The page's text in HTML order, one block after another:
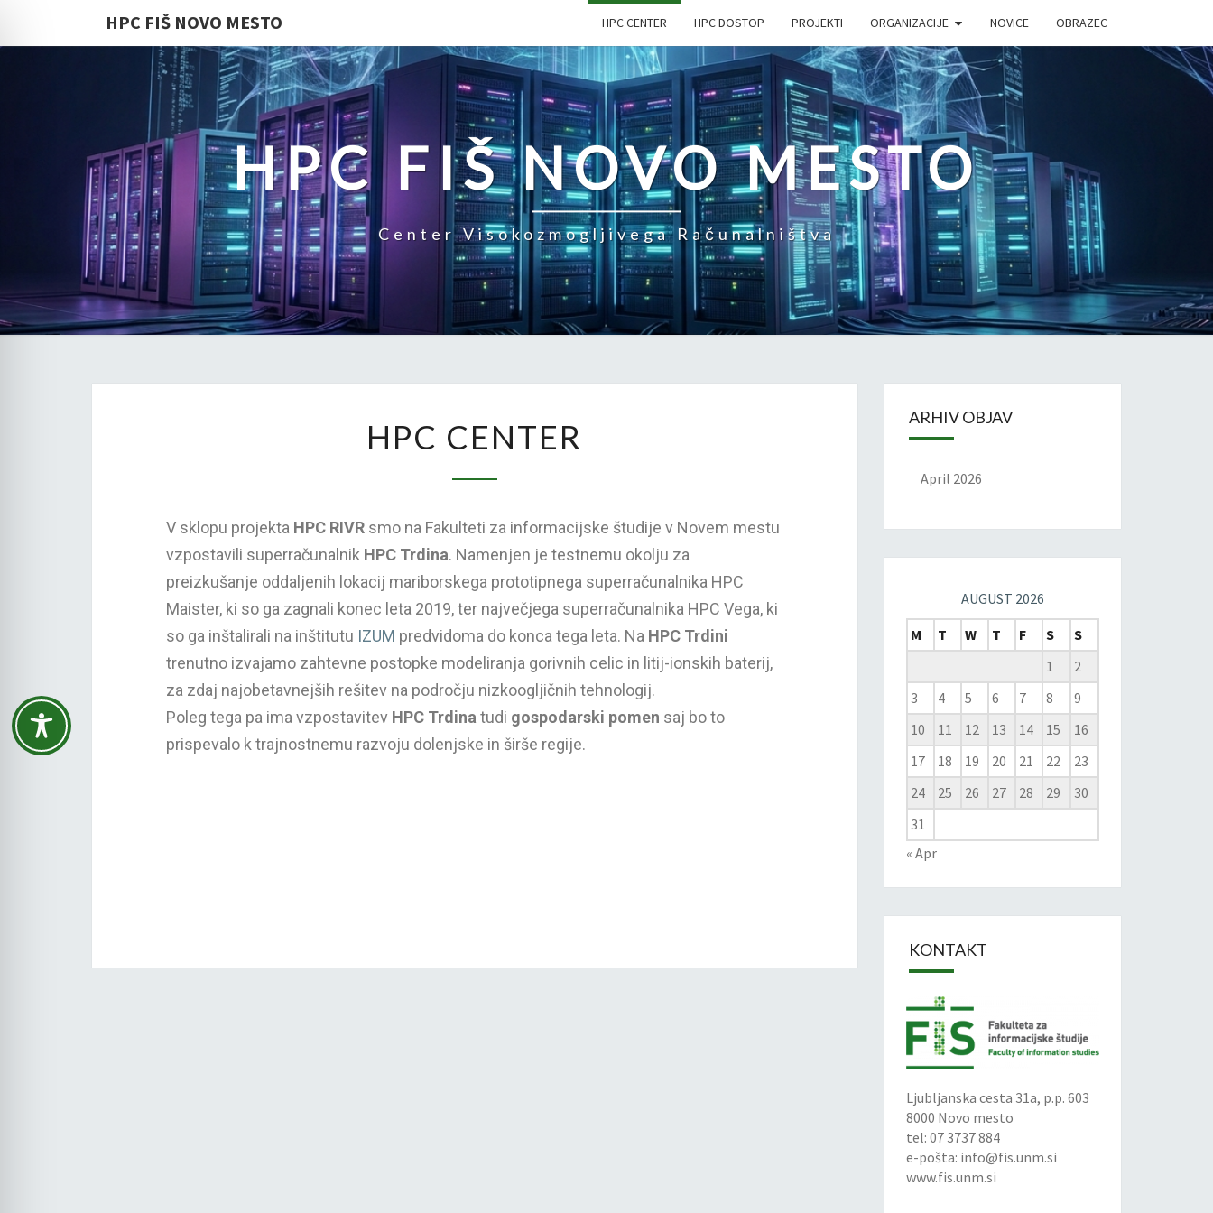
HPC FIŠ NOVO MESTO HPC CENTER HPC DOSTOP PROJEKTI ORGANIZACIJE NOVICE OBRAZEC
HPC FIŠ NOVO MESTO
Center Visokozmogljivega Računalništva
HPC CENTER
V sklopu projekta HPC RIVR smo na Fakulteti za informacijske študije v Novem mestu
vzpostavili superračunalnik HPC Trdina. Namenjen je testnemu okolju za
preizkušanje oddaljenih lokacij mariborskega prototipnega superračunalnika HPC
Maister, ki so ga zagnali konec leta 2019, ter največjega superračunalnika HPC Vega, ki
so ga inštalirali na inštitutu IZUM predvidoma do konca tega leta. Na HPC Trdini
trenutno izvajamo zahtevne postopke modeliranja gorivnih celic in litij-ionskih baterij,
za zdaj najobetavnejših rešitev na področju nizkoogljičnih tehnologij.
Poleg tega pa ima vzpostavitev HPC Trdina tudi gospodarski pomen saj bo to
prispevalo k trajnostnemu razvoju dolenjske in širše regije.
ARHIV OBJAV
April 2026
AUGUST 2026
M
T W T F S
S
1
2
3
4 5 6 7 8
9
10
11 12 13 14 15
16
17
18 19 20 21 22
23
24
25 26 27 28 29
30
31
« Apr
KONTAKT
Ljubljanska cesta 31a, p.p. 603
8000 Novo mesto
tel: 07 3737 884
e-pošta: info@fis.unm.si
www.fis.unm.si